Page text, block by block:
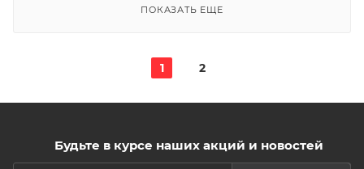
ПОКАЗАТЬ ЕЩЕ
1 2
Будьте в курсе наших акций и новостей